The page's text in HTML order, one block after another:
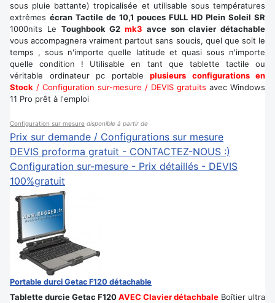
sous pluie battante) tropicalisée et utilisable sous températures
extrêmes écran Tactile de 10,1 pouces FULL HD Plein Soleil SR
1000nits Le Toughbook G2 mk3 avce son clavier détachable
vous accompagnera vraiment partout sans soucis, quel que soit le
temps , sous n'importe quelle latitude et quasi sous n'importe
quelle condition ! Utilisable en tant que tablette tactile ou
véritable ordinateur pc portable plusieurs configurations en
Stock / Configuration sur-mesure / DEVIS gratuits avec Windows
11 Pro prêt à l'emploi
Configuration sur mesure disponible à partir de
Prix sur demande / Configurations sur mesure
DEVIS proforma gratuit - CONTACTEZ-NOUS :)
Configuration sur-mesure - Prix détaillés - DEVIS
100%gratuit
Portable durci Getac F120 détachable
Tablette durcie Getac F120AVEC Clavier détachbale Boîtier ultra